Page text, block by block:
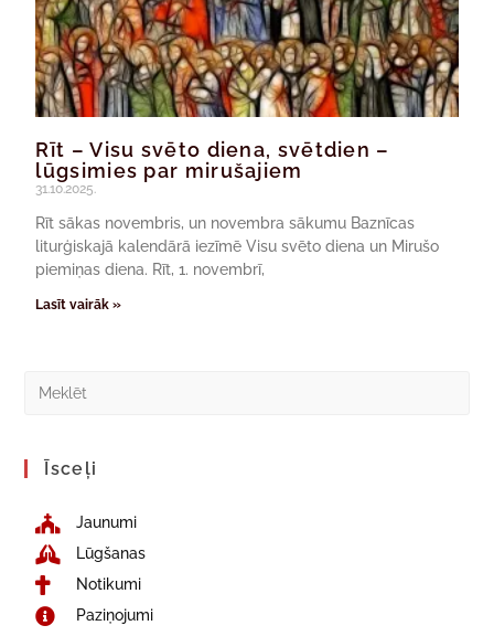
Rīt – Visu svēto diena, svētdien –
lūgsimies par mirušajiem
31.10.2025.
Rīt sākas novembris, un novembra sākumu Baznīcas
liturģiskajā kalendārā iezīmē Visu svēto diena un Mirušo
piemiņas diena. Rīt, 1. novembrī,
Lasīt vairāk »
Īsceļi
Jaunumi
Lūgšanas
Notikumi
Paziņojumi